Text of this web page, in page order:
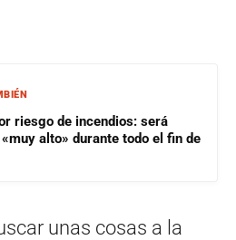
riesgo de incendios: será
alto» durante todo el fin de
unas cosas a la